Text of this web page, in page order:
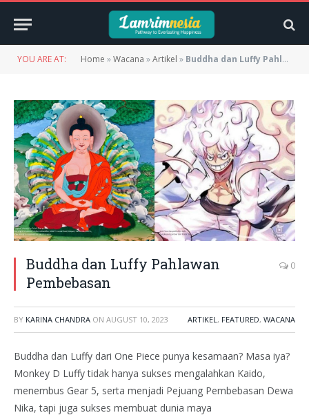
YOU ARE AT: Home »Wacana »Artikel » Buddha dan Luffy Pahlawan Pembebasan
Buddha dan Luffy Pahlawan
Pembebasan
0
BY KARINA CHANDRA ON AUGUST 10, 2023 ARTIKEL, FEATURED, WACANA
Buddha dan Luffy dari One Piece punya kesamaan? Masa iya?
Monkey D Luffy tidak hanya sukses mengalahkan Kaido,
menembus Gear 5, serta menjadi Pejuang Pembebasan Dewa
Nika, tapi juga sukses membuat dunia maya